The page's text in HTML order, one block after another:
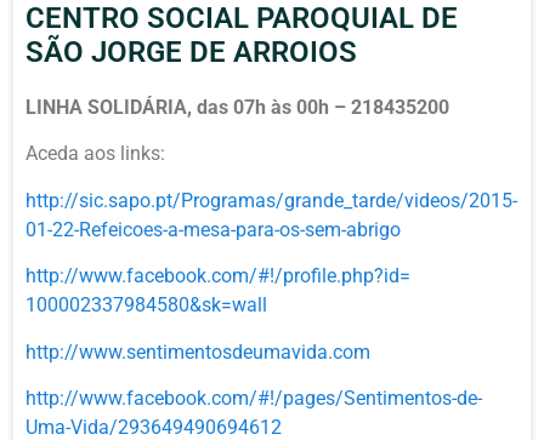
CENTRO SOCIAL PAROQUIAL DE
SÃO JORGE DE ARROIOS
LINHA SOLIDÁRIA, das 07h às 00h – 218435200
Aceda aos links:
http://sic.sapo.pt/Programas/grande_tarde/videos/2015-
01-22-Refeicoes-a-mesa-para-os-sem-abrigo
http://www.facebook.com/#!/profile.php?id=
100002337984580&sk=wall
http://www.sentimentosdeumavida.com
http://www.facebook.com/#!/pages/Sentimentos-de-
Uma-Vida/293649490694612